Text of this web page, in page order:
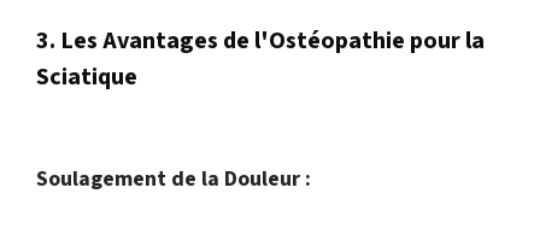
3. Les Avantages de l'Ostéopathie pour la
Sciatique
Soulagement de la Douleur :